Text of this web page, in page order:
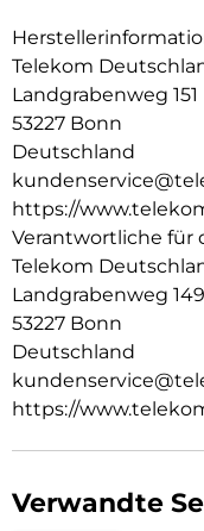
Einfachheit und
Multifunktionstaste
Benutzerführung
runden das
Telekom
Landgrabenweg 151
53227 Bonn
Deutschland
https://
Verantwortliche für
Telekom
Landgrabenweg 149
53227 Bonn
Deutschland
https://
Verwandte